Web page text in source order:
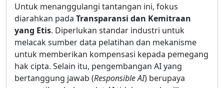
Untuk menanggulangi tantangan ini, fokus
diarahkan pada Transparansi dan Kemitraan
yang Etis. Diperlukan standar industri untuk
melacak sumber data pelatihan dan mekanisme
untuk memberikan kompensasi kepada pemegang
hak cipta. Selain itu, pengembangan AI yang
bertanggung jawab (Responsible AI) berupaya